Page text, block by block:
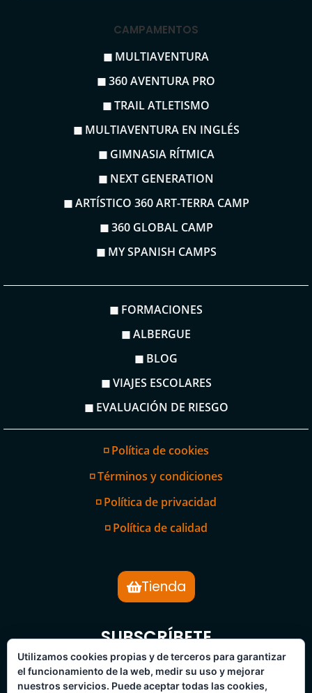
CAMPAMENTOS
◼ MULTIAVENTURA
◼ 360 AVENTURA PRO
◼ TRAIL ATLETISMO
◼ MULTIAVENTURA EN INGLÉS
◼ GIMNASIA RÍTMICA
◼ NEXT GENERATION
◼ ARTÍSTICO 360 ART-TERRA CAMP
◼ 360 GLOBAL CAMP
◼ MY SPANISH CAMPS
◼ FORMACIONES
◼ ALBERGUE
◼ BLOG
◼ VIAJES ESCOLARES
◼ EVALUACIÓN DE RIESGO
◽ Política de cookies
◽ Términos y condiciones
◽ Política de privacidad
◽ Política de calidad
Tienda
SUBSCRÍBETE
BOLETÍN DE NOTICIAS
Utilizamos cookies propias y de terceros para garantizar
el funcionamiento de la web, medir su uso y mejorar
nuestros servicios. Puede aceptar todas las cookies,